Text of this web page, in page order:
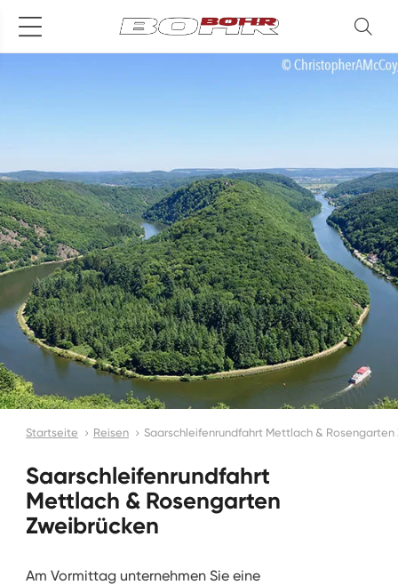
Startseite Reisen Saarschleifenrundfahrt Mettlach & Rosengarten
Saarschleifenrundfahrt
Mettlach & Rosengarten
Zweibrücken
Am Vormittag unternehmen Sie eine